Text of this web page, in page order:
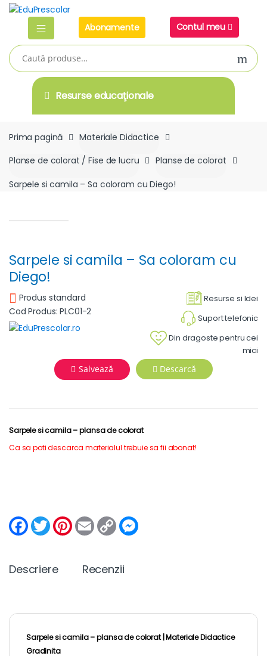
Skip
navigation
Skip
Abonamente
Contul meu
Caută
după:
Resurse educaţionale
Prima pagină
Materiale Didactice
Planse de colorat / Fise de lucru
Planse de colorat
Sarpele si camila – Sa coloram cu Diego!
Sarpele si camila – Sa coloram cu
Diego!
Resurse si Idei
Suport telefonic
Din dragoste pentru cei
mici
Produs standard
Cod Produs: PLC01-2
Salvează Descarcă
Sarpele si camila – plansa de colorat
Ca sa poti descarca materialul trebuie sa fii abonat!
F
a
o
T
w
e
P
E
m
C
o
i
Descriere Recenzii
Sarpele si camila – plansa de colorat |Materiale Didactice
Gradinita